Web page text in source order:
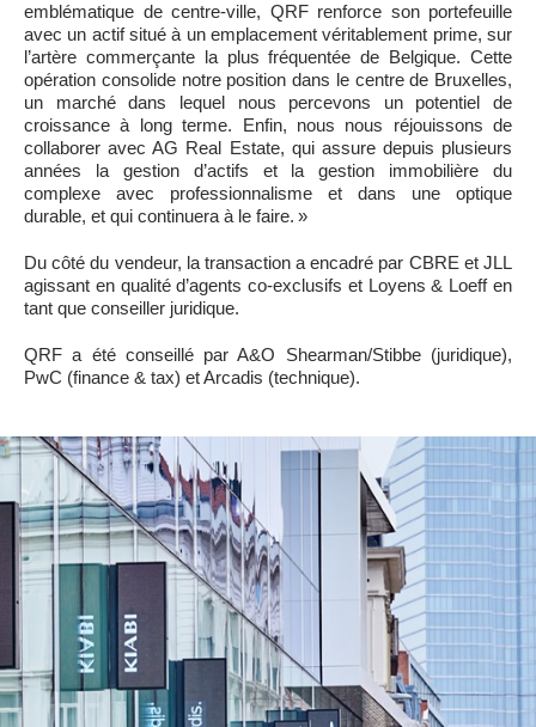
emblématique de centre-ville, QRF renforce son portefeuille
avec un actif situé à un emplacement véritablement prime, sur
l’artère commerçante la plus fréquentée de Belgique. Cette
opération consolide notre position dans le centre de Bruxelles,
un marché dans lequel nous percevons un potentiel de
croissance à long terme. Enfin, nous nous réjouissons de
collaborer avec AG Real Estate, qui assure depuis plusieurs
années la gestion d’actifs et la gestion immobilière du
complexe avec professionnalisme et dans une optique
durable, et qui continuera à le faire. »
Du côté du vendeur, la transaction a encadré par CBRE et JLL
agissant en qualité d’agents co-exclusifs et Loyens & Loeff en
tant que conseiller juridique.
QRF a été conseillé par A&O Shearman/Stibbe (juridique),
PwC (finance & tax) et Arcadis (technique).